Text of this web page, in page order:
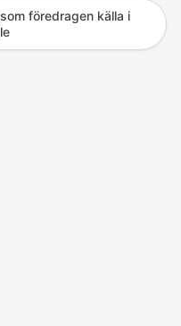
föredragen källa i